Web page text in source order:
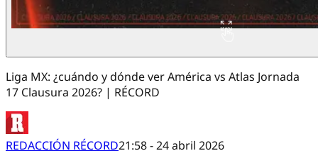
Liga MX: ¿cuándo y dónde ver América vs Atlas Jornada
17 Clausura 2026? | RÉCORD
REDACCIÓN RÉCORD21:58 - 24 abril 2026